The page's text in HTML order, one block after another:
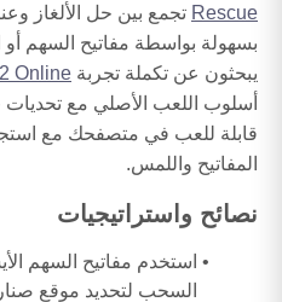
Rescue تجمع بين حل الألغاز
بسهولة بواسطة مفاتيح السهم أو
يبحثون عن تكملة تجربة Online
أسلوب اللعب الأصلي مع تحديات
قابلة للعب في متصفحك مع
المفاتيح واللمس.
نصائح واستراتيجيات
استخدم مفاتيح السهم
السحب لتحديد موقع